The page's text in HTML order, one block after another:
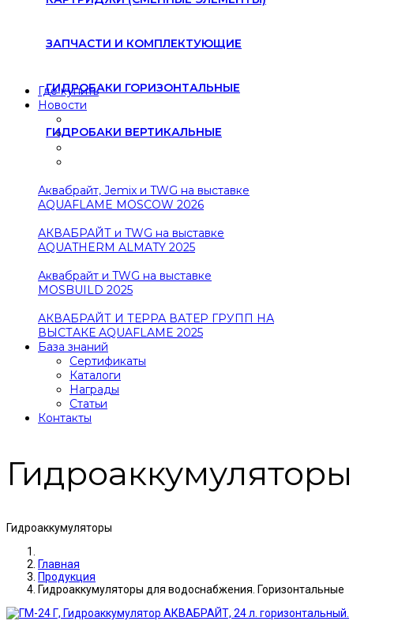
ЗАПЧАСТИ И КОМПЛЕКТУЮЩИЕ
ГИДРОБАКИ ГОРИЗОНТАЛЬНЫЕ
ГИДРОБАКИ ВЕРТИКАЛЬНЫЕ
Где купить
Новости
Аквабрайт, Jemix и TWG на выставке
AQUAFLAME MOSCOW 2026
АКВАБРАЙТ и TWG на выставке
AQUATHERM ALMATY 2025
Аквабрайт и TWG на выставке
MOSBUILD 2025
АКВАБРАЙТ И ТЕРРА ВАТЕР ГРУПП НА
ВЫСТАКЕ AQUAFLAME 2025
База знаний
Сертификаты
Каталоги
Награды
Статьи
Контакты
Гидроаккумуляторы
Гидроаккумуляторы
Главная
Продукция
Гидроаккумуляторы для водоснабжения. Горизонтальные